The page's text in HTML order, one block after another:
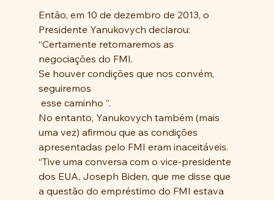
Então, em 10 de dezembro de 2013, o
Presidente Yanukovych declarou:
“Certamente retomaremos as
negociações do FMI.
Se houver condições que nos convém,
seguiremos
esse caminho ”.
No entanto, Yanukovych também (mais
uma vez) afirmou que as condições
apresentadas pelo FMI eram inaceitáveis.
“Tive uma conversa com o vice-presidente
dos EUA, Joseph Biden, que me disse que
a questão do empréstimo do FMI estava